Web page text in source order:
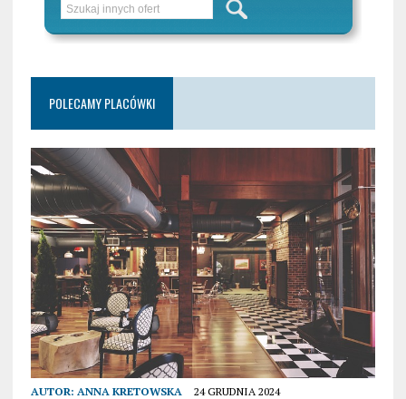
POLECAMY PLACÓWKI
AUTOR: ANNA KRETOWSKA 24 GRUDNIA 2024